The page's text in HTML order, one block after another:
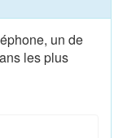
un de
les plus